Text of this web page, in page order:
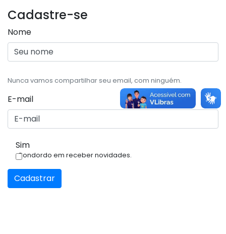
Cadastre-se
Nome
Nunca vamos compartilhar seu email, com ninguém.
E-mail
Sim
Condordo em receber novidades.
Cadastrar